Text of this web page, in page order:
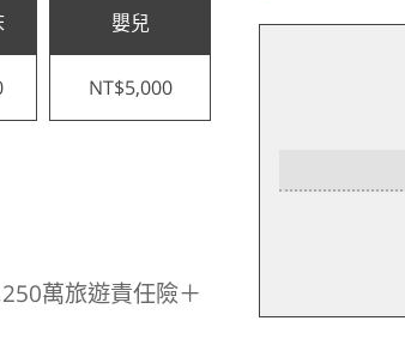
嬰兒
NT$5,000
萬旅遊責任險＋